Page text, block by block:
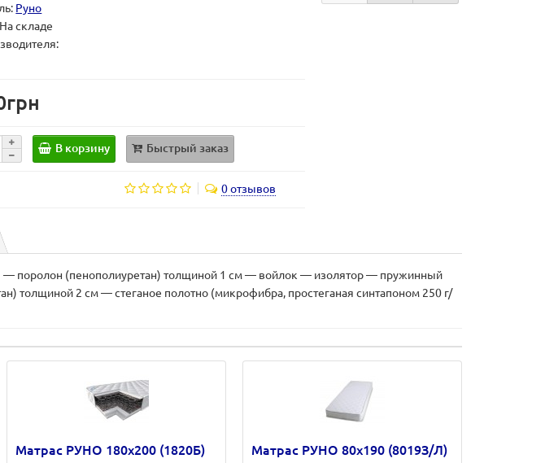
Руно
складе
В корзину Быстрый заказ
0 отзывов
— поролон (пенополиуретан) толщиной 1 см — войлок — изолятор — пружинный
толщиной 2 см — стеганое полотно (микрофибра, простеганая синтапоном 250 г/
Матрас РУНО 180х200 (1820Б) Матрас РУНО 80х190 (8019З/Л)